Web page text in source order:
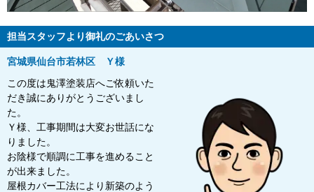
担当スタッフより御礼のごあいさつ
宮城県仙台市若林区 Ｙ様
この度は鬼澤塗装店へご依頼いた
だき誠にありがとうございまし
た。
Ｙ様、工事期間は大変お世話にな
りました。
お陰様で順調に工事を進めること
が出来ました。
屋根カバー工法により新築のよう